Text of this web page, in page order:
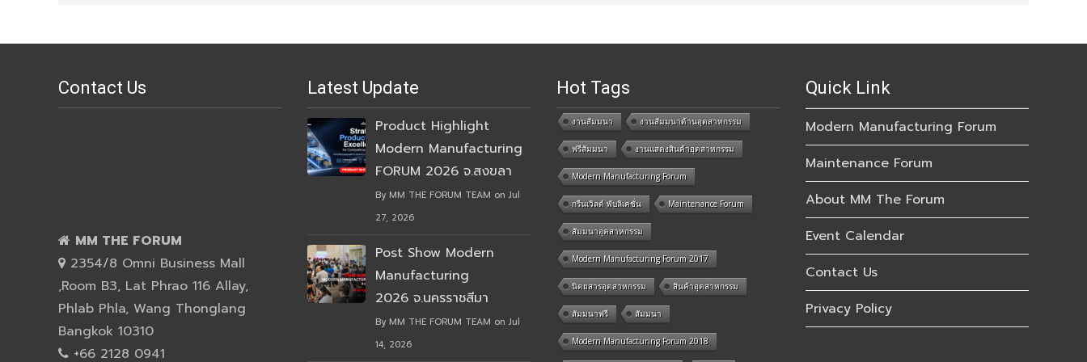
Contact Us
MM THE FORUM
2354/8 Omni Business Mall
,Room B3, Lat Phrao 116 Allay,
Phlab Phla, Wang Thonglang
Bangkok 10310
+66 2128 0941
Latest Update
Product Highlight
Modern Manufacturing
FORUM 2026 จ.สงขลา
By MM THE FORUM TEAM on Jul
27, 2026
Post Show Modern
Manufacturing
2026 จ.นครราชสีมา
By MM THE FORUM TEAM on Jul
14, 2026
Hot Tags
งานสัมมนา งานสัมมนาด้านอุตสาหกรรม
ฟรีสัมมนา งานแสดงสินค้าอุตสาหกรรม
Modern Manufacturing Forum
กรีนเวิลด์ พับลิเคชั่น Maintenance Forum
สัมมนาอุตสาหกรรม
Modern Manufacturing Forum 2017
นิตยสารอุตสาหกรรม สินค้าอุตสาหกรรม
สัมมนาฟรี สัมมนา
Modern Manufacturing Forum 2018
Quick Link
Modern Manufacturing Forum
Maintenance Forum
About MM The Forum
Event Calendar
Contact Us
Privacy Policy